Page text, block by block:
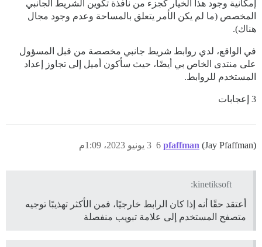
إمكانية وجود هذا الخيار كجزء من نافذة تكوين الشريط الجانبي
المخصص (ما لم يكن الأمر يتعلق بالمساحة وعدم وجود مجال
هناك).
في الواقع، لدي روابط شريط جانبي مخصصة من قبل المسؤول
على منتدى الخاص بي أيضًا، حيث سأكون أميل إلى تجاوز إعداد
المستخدم للروابط.
3 إعجابات
pfaffman (Jay Pfaffman) 3 يونيو 2023، 1:09م 6
kinetiksoft:
أعتقد حقًا أنه إذا كان الرابط خارجيًا، فمن الأكثر تهذيبًا توجيه
متصفح المستخدم إلى علامة تبويب منفصلة